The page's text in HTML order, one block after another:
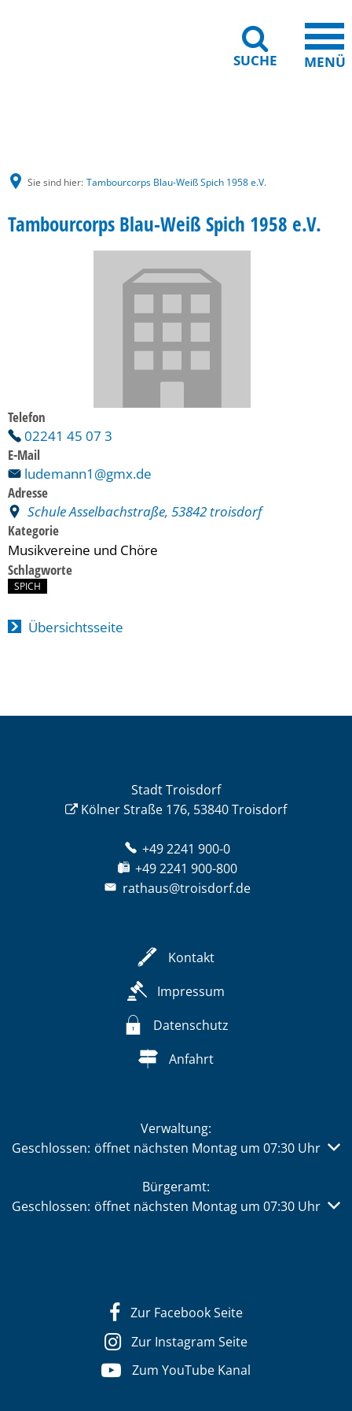
SUCHE MENÜ
Sie sind hier: Tambourcorps Blau-Weiß Spich 1958 e.V.
Tambourcorps Blau-Weiß Spich 1958 e.V.
Telefon
02241 45 07 3
E-Mail
ludemann1@gmx.de
Adresse
Schule Asselbachstraße, 53842 troisdorf
Kategorie
Musikvereine und Chöre
Schlagworte
SPICH
Übersichtsseite
Stadt Troisdorf
Kölner Straße 176, 53840 Troisdorf
+49 2241 900-0
+49 2241 900-800
rathaus@troisdorf.de
Kontakt
Impressum
Datenschutz
Anfahrt
Verwaltung:
Klicken, um weitere Öffnungs- oder Schließzeiten
Geschlossen: öffnet nächsten Montag um 07:30 Uhr
Bürgeramt:
Klicken, um weitere Öffnungs- oder Schließzeiten
Geschlossen: öffnet nächsten Montag um 07:30 Uhr
Zur Facebook Seite
Zur Instagram Seite
Zum YouTube Kanal